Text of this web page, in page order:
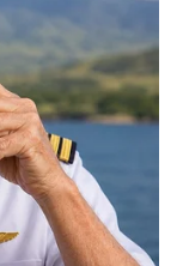
trenuci.
da upoznate
i toplim
spontano, preko
često